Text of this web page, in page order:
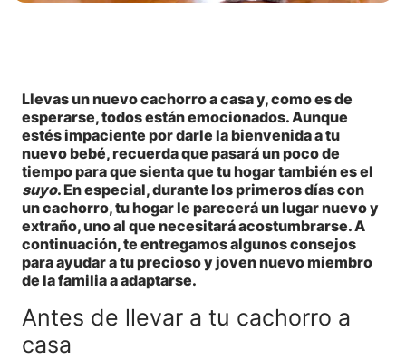
Llevas un nuevo cachorro a casa y, como es de
esperarse, todos están emocionados. Aunque
estés impaciente por darle la bienvenida a tu
nuevo bebé, recuerda que pasará un poco de
tiempo para que sienta que tu hogar también es el
suyo. En especial, durante los primeros días con
un cachorro, tu hogar le parecerá un lugar nuevo y
extraño, uno al que necesitará acostumbrarse. A
continuación, te entregamos algunos consejos
para ayudar a tu precioso y joven nuevo miembro
de la familia a adaptarse.
Antes de llevar a tu cachorro a
casa